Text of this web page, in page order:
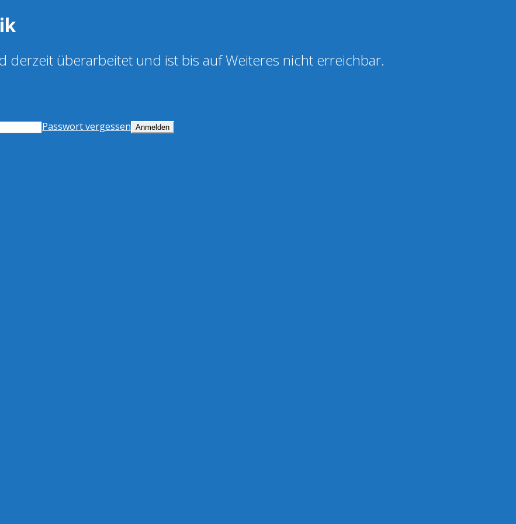
derzeit überarbeitet und ist bis auf Weiteres nicht erreichbar.
Passwort vergessen